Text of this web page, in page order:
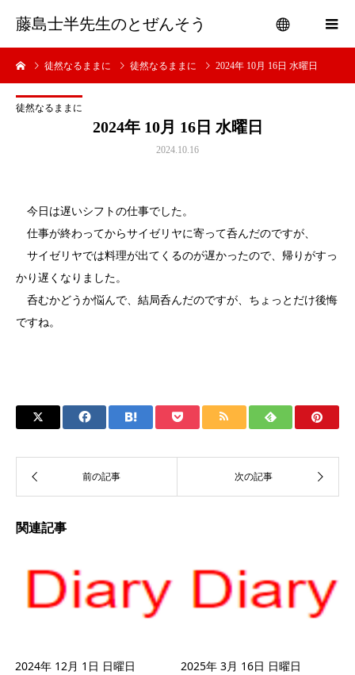
藤島士半先生のとぜんそう
menu
徒然なるままに 徒然なるままに 2024年 10月 16日 水曜日
徒然なるままに
2024年 10月 16日 水曜日
2024.10.16
今日は遅いシフトの仕事でした。
仕事が終わってからサイゼリヤに寄って呑んだのですが、
サイゼリヤでは料理が出てくるのが遅かったので、帰りがすっ
かり遅くなりました。
呑むかどうか悩んで、結局呑んだのですが、ちょっとだけ後悔
ですね。
関連記事
2024年 12月 1日 日曜日 2025年 3月 16日 日曜日